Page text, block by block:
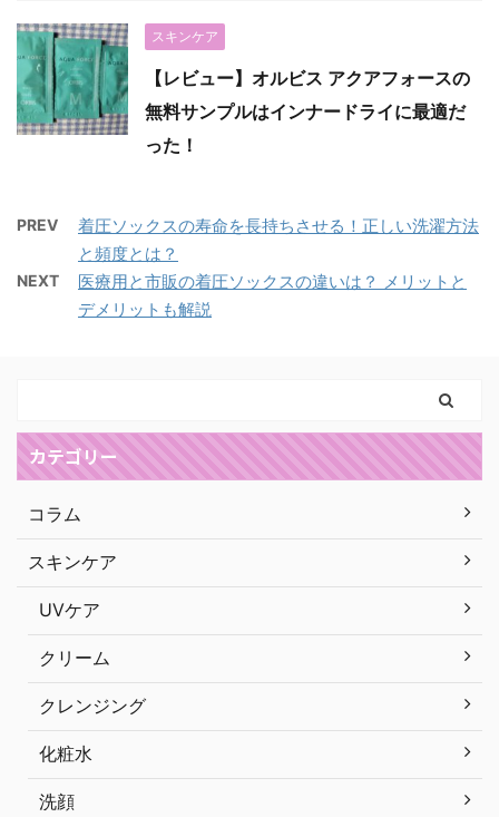
スキンケア
【レビュー】オルビス アクアフォースの
無料サンプルはインナードライに最適だ
った！
PREV
着圧ソックスの寿命を長持ちさせる！正しい洗濯方法
と頻度とは？
NEXT
医療用と市販の着圧ソックスの違いは？ メリットと
デメリットも解説
カテゴリー
コラム
スキンケア
UVケア
クリーム
クレンジング
化粧水
洗顔